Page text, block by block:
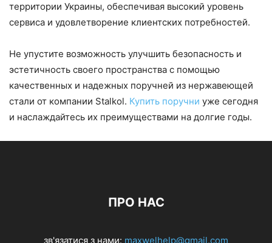
территории Украины, обеспечивая высокий уровень
сервиса и удовлетворение клиентских потребностей.
Не упустите возможность улучшить безопасность и
эстетичность своего пространства с помощью
качественных и надежных поручней из нержавеющей
стали от компании Stalkol. Купить поручни уже сегодня
и наслаждайтесь их преимуществами на долгие годы.
ПРО НАС
зв'язатися з нами: maxwelhelp@gmail.com